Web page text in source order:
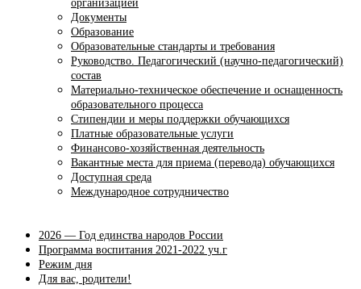
организацией
Документы
Образование
Образовательные стандарты и требования
Руководство. Педагогический (научно-педагогический)
состав
Материально-техническое обеспечение и оснащенность
образовательного процесса
Стипендии и меры поддержки обучающихся
Платные образовательные услуги
Финансово-хозяйственная деятельность
Вакантные места для приема (перевода) обучающихся
Доступная среда
Международное сотрудничество
2026 — Год единства народов России
Программа воспитания 2021-2022 уч.г
Режим дня
Для вас, родители!